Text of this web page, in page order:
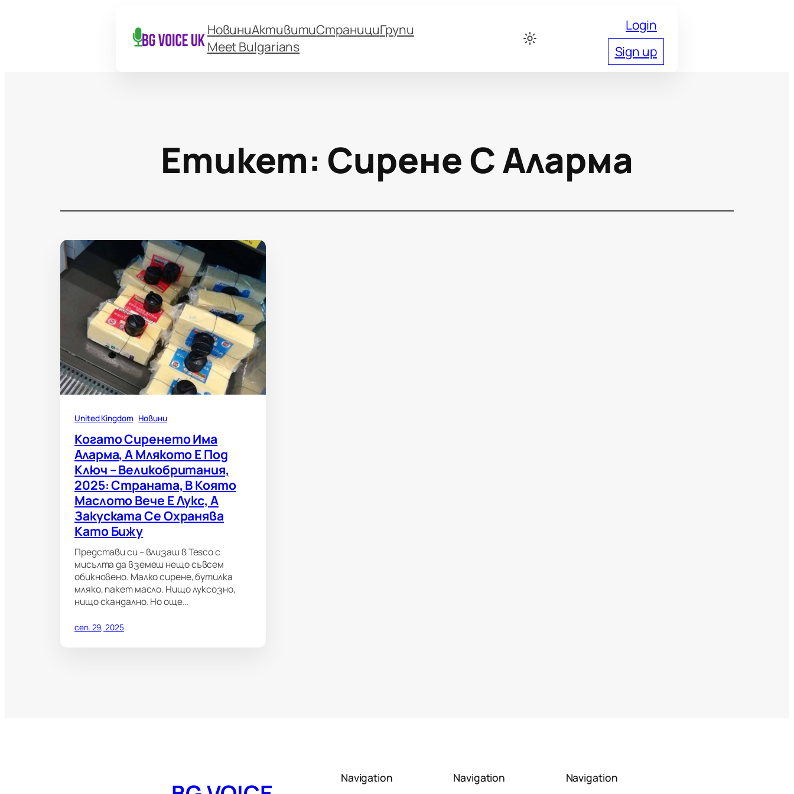
НовиниАктивитиСтранициГрупи
Meet Bulgarians
Login
Sign up
Етикет: Сирене С Аларма
United Kingdom Новини
Когато Сиренето Има
Аларма, А Млякото Е Под
Ключ – Великобритания,
2025: Страната, В Която
Маслото Вече Е Лукс, А
Закуската Се Охранява
Като Бижу
Представи си – влизаш в Tesco с
мисълта да вземеш нещо съвсем
обикновено. Малко сирене, бутилка
мляко, пакет масло. Нищо луксозно,
нищо скандално. Но още…
сеп. 29, 2025
Navigation Navigation Navigation